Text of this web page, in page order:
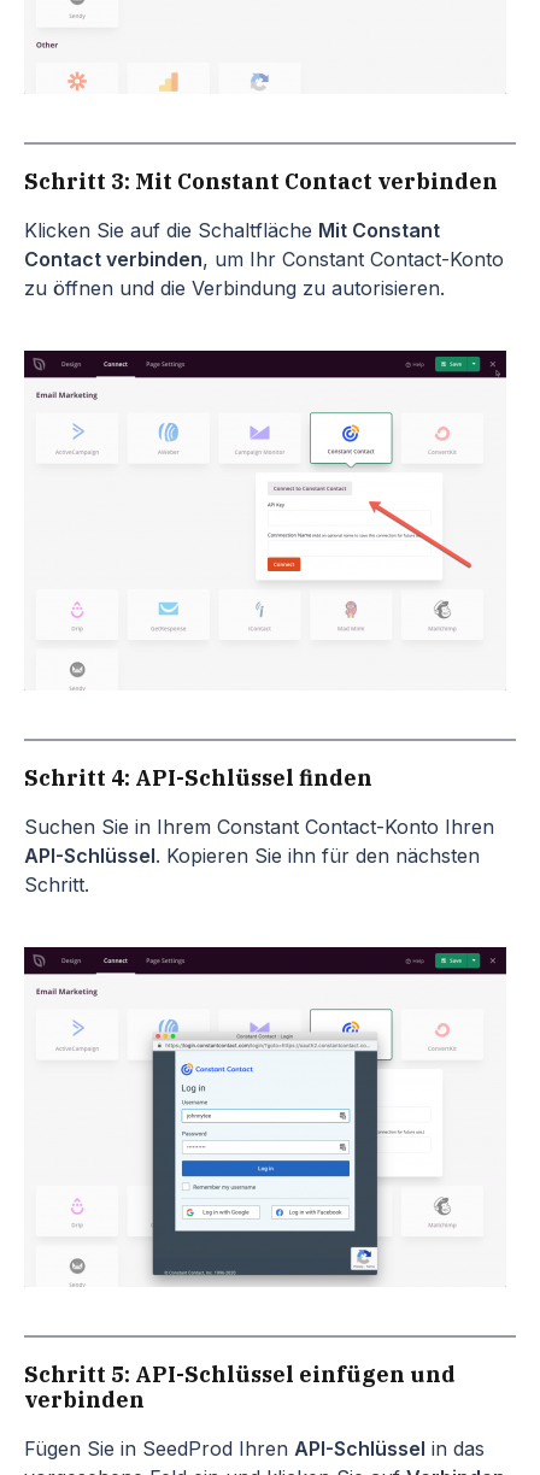
Schritt 3: Mit Constant Contact verbinden
Klicken Sie auf die Schaltfläche Mit Constant
Contact verbinden, um Ihr Constant Contact-Konto
zu öffnen und die Verbindung zu autorisieren.
Schritt 4: API-Schlüssel finden
Suchen Sie in Ihrem Constant Contact-Konto Ihren
API-Schlüssel. Kopieren Sie ihn für den nächsten
Schritt.
Schritt 5: API-Schlüssel einfügen und
verbinden
Fügen Sie in SeedProd Ihren API-Schlüssel in das